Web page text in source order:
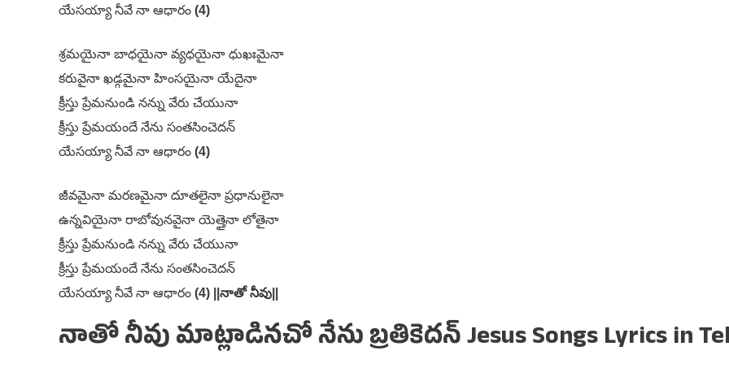
యేసయ్యా నీవే నా ఆధారం (4)
శ్రమయైనా బాధయైనా వ్యధయైనా ధుఖఃమైనా
కరువైనా ఖడ్గమైనా హింసయైనా యేదైనా
క్రీస్తు ప్రేమనుండి నన్ను వేరు చేయునా
క్రీస్తు ప్రేమయందే నేను సంతసించెదన్
యేసయ్యా నీవే నా ఆధారం (4)
జీవమైనా మరణమైనా దూతలైనా ప్రధానులైనా
ఉన్నవియైనా రాబోవునవైనా యెత్తైనా లోతైనా
క్రీస్తు ప్రేమనుండి నన్ను వేరు చేయునా
క్రీస్తు ప్రేమయందే నేను సంతసించెదన్
యేసయ్యా నీవే నా ఆధారం (4) ||నాతో నీవు||
నాతో నీవు మాట్లాడినచో నేను బ్రతికెదన్ Jesus Songs Lyrics in